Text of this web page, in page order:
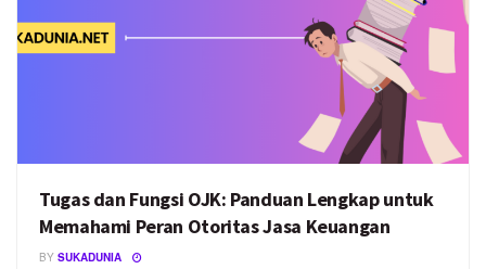
Tugas dan Fungsi OJK: Panduan Lengkap untuk
Memahami Peran Otoritas Jasa Keuangan
BY SUKADUNIA